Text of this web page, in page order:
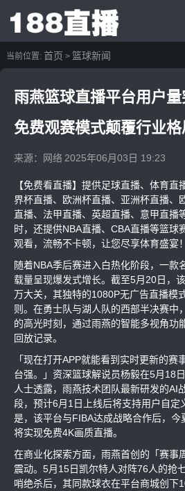
当前位置: 首页 > 篮球新闻
雨燕篮球直播平台用户
免费观赛模式颠覆行业格
来源：网络 2025年06月03日 19:23
【免费看直播】提供足球直播、体育
界杯直播、欧洲杯直播、亚洲杯直播、
直播、法甲直播、英超直播、意甲直播
时，还提供NBA直播、CBA直播等篮球
观看，流畅不卡顿，让您尽享体育盛宴！
随着NBA季后赛进入白热化阶段，一款
载量呈现爆发式增长。截至5月20日，
万大关，其独特的1080P无广告直播模
则。在勇士队与湖人队的西部半决赛中
的高光时刻，通过雨燕的智能多视角功
回放记录。
「现在打开APP就能看到实时更新的
台强。」资深篮球解说员杨毅在5月18
人士透露，雨燕技术团队最新研发的AI
段，预计6月1日上线后将支持用户自定
是，该平台与FIBA达成战略合作后，
将实现免费4K画质直播。
在商业化探索方面，雨燕首创的「赛事
震动。5月15日凯尔特人对阵76人的抢
哨绝杀后，其同款球衣在平台商城创下